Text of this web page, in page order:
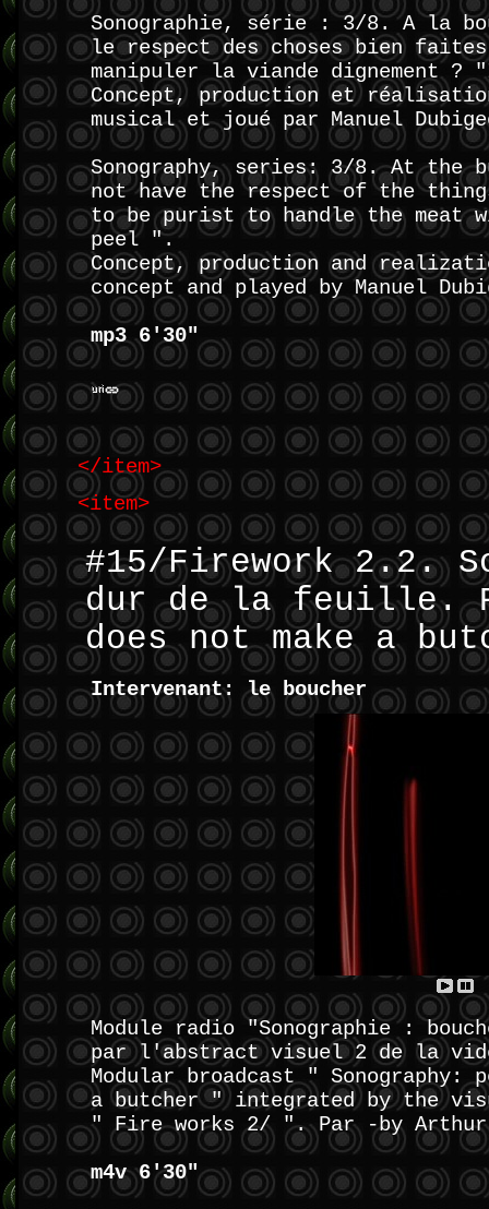
Sonographie, série : 3/8. A la
le respect des choses bien
manipuler la viande dignement
Concept, production et
musical et joué par Manuel
Sonography, series: 3/8. At the
not have the respect of the
to be purist to handle the meat
peel ".
Concept, production and
concept and played by Manuel
mp3 6'30"
</item>
<item>
#15/Firework 2.2.
dur de la feuille.
does not make a
Intervenant: le boucher
Module radio "Sonographie :
par l'abstract visuel 2 de la
Modular broadcast " Sonography:
a butcher " integrated by the
" Fire works 2/ ". Par -by
m4v 6'30"